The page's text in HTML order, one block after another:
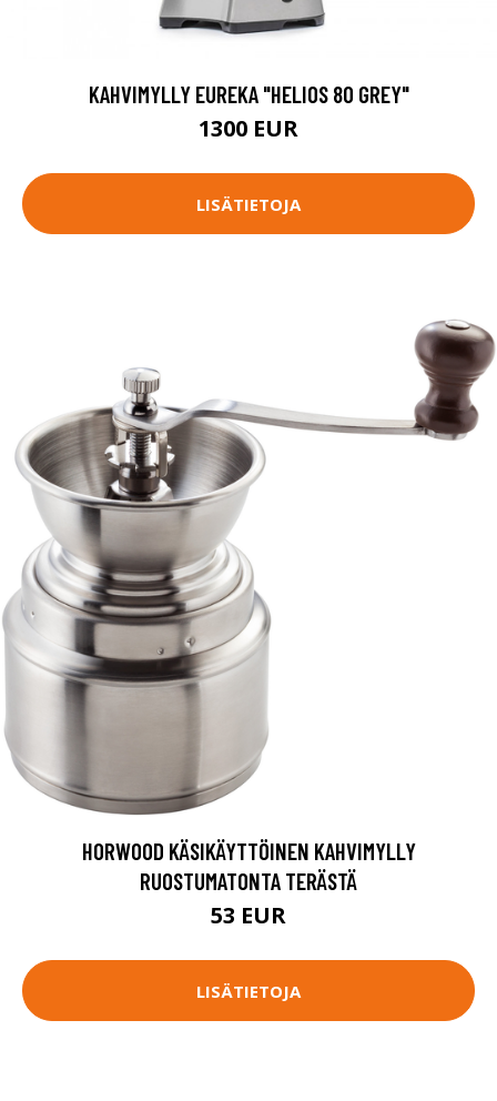
KAHVIMYLLY EUREKA "HELIOS 80 GREY"
1300 EUR
LISÄTIETOJA
HORWOOD KÄSIKÄYTTÖINEN KAHVIMYLLY
RUOSTUMATONTA TERÄSTÄ
53 EUR
LISÄTIETOJA